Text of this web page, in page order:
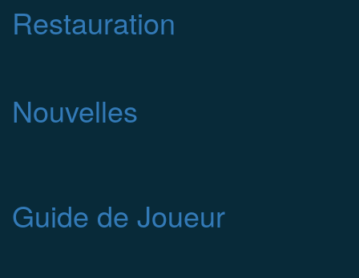
Restauration
Nouvelles
Guide de Joueur